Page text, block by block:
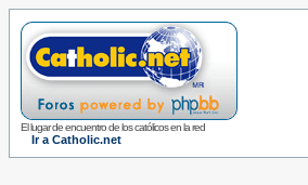
El lugar de encuentro de los católicos en la red
Ir a Catholic.net